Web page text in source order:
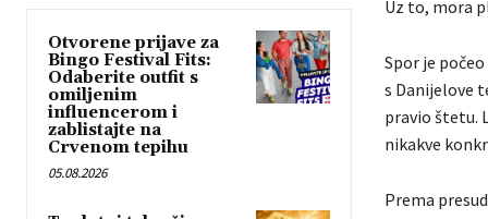
Otvorene prijave za
Bingo Festival Fits:
Odaberite outfit s
omiljenim
influencerom i
zablistajte na
Crvenom tepihu
05.08.2026
Uz to, mora
Spor je
s Danijelove
pravio štetu.
nikakve
Prema